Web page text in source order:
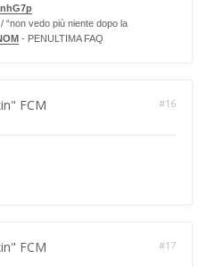
“non vedo più niente dopo la
- PENULTIMA FAQ
FCM #16
FCM #17